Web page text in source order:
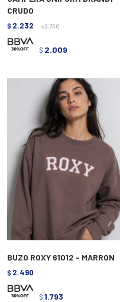
CRUDO
$ 2.232 $ 2.790
$ 2.009
BUZO ROXY 61012 - MARRON
$ 2.490
$ 1.793